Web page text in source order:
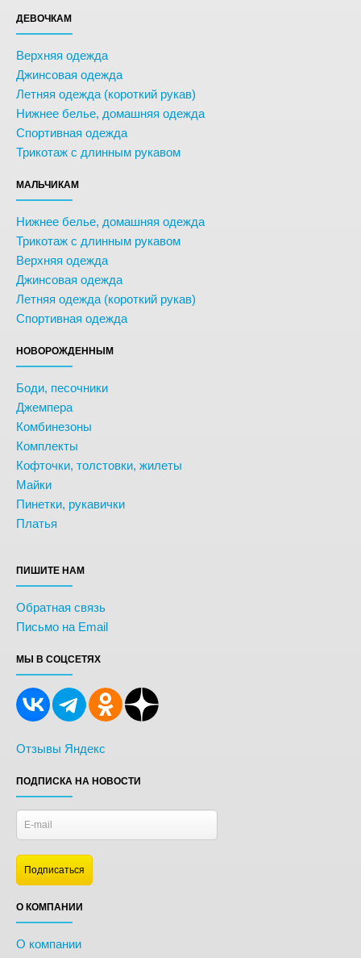
ДЕВОЧКАМ
Верхняя одежда
Джинсовая одежда
Летняя одежда (короткий рукав)
Нижнее белье, домашняя одежда
Спортивная одежда
Трикотаж с длинным рукавом
МАЛЬЧИКАМ
Нижнее белье, домашняя одежда
Трикотаж с длинным рукавом
Верхняя одежда
Джинсовая одежда
Летняя одежда (короткий рукав)
Спортивная одежда
НОВОРОЖДЕННЫМ
Боди, песочники
Джемпера
Комбинезоны
Комплекты
Кофточки, толстовки, жилеты
Майки
Пинетки, рукавички
Платья
ПИШИТЕ НАМ
Обратная связь
Письмо на Email
МЫ В СОЦСЕТЯХ
Отзывы Яндекс
ПОДПИСКА НА НОВОСТИ
О КОМПАНИИ
О компании